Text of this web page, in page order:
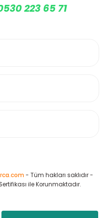
223 65 71
- Tüm hakları saklıdır -
ile Korunmaktadır.